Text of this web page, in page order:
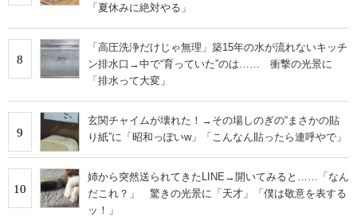
「夏休みに絶対やる」
8
「高圧洗浄だけじゃ無理」築15年の水が流れないキッチ
ン排水口→中で“育っていた”のは…… 衝撃の光景に
「排水って大変」
9
玄関チャイムが壊れた！→その場しのぎの“まさかの貼
り紙”に「昭和っぽいw」「こんなん貼ったら連呼やで」
10
姉から突然送られてきたLINE→開いてみると……「なん
だこれ？」 驚きの光景に「天才」「僕は敬意を表する
ッ！」